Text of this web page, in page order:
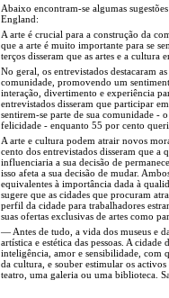
Abaixo encontram-se algumas
England:
A arte é crucial para a construção da
que a arte é muito importante para se
terços disseram que as artes e a cultura
No geral, os entrevistados destacaram
comunidade, promovendo um
interação, divertimento e experiência
entrevistados disseram que participar
sentirem-se parte de sua comunidade -
felicidade - enquanto 55 por cento
A arte e cultura podem atrair novos
cento dos entrevistados disseram que a
influenciaria a sua decisão de
isso afeta a sua decisão de mudar.
equivalentes à importância dada à
sugere que as cidades que procuram
perfil da cidade para trabalhadores
suas ofertas exclusivas de artes como
— Antes de tudo, a vida dos museus e
artística e estética das pessoas. A
inteligência, amor e sensibilidade, com
da cultura, e souber estimular os
teatro, uma galeria ou uma biblioteca.